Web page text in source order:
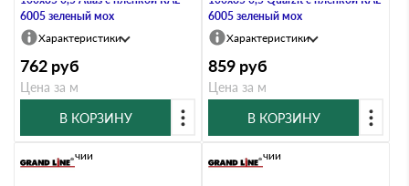
6005 зеленый мох
Характеристики
762 руб
Цена за м
В КОРЗИНУ
6005 зеленый мох
Характеристики
859 руб
Цена за м
В КОРЗИНУ
В наличии В наличии